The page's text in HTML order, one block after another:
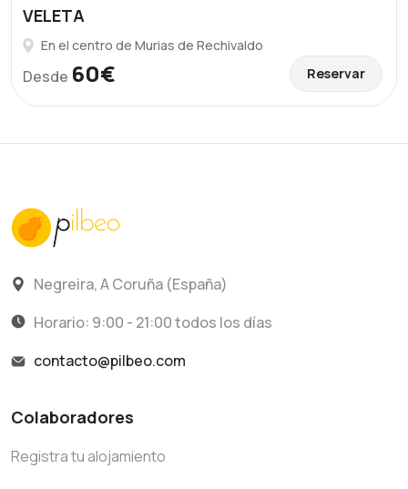
VELETA
En el centro de Murias de Rechivaldo
Desde 60€ Reservar
Negreira, A Coruña (España)
Horario: 9:00 - 21:00 todos los días
contacto@pilbeo.com
Colaboradores
Registra tu alojamiento